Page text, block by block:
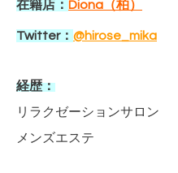
在籍店： Diona（柏）
Twitter： @hirose_mika
経歴：
リラクゼーションサロン
メンズエステ